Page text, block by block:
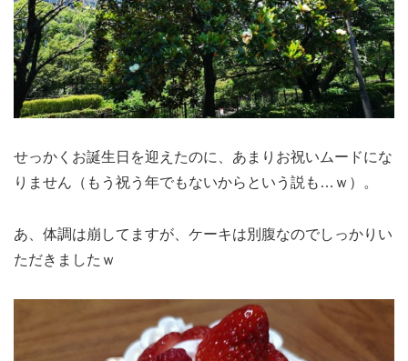
せっかくお誕生日を迎えたのに、あまりお祝いムードにな
りません（もう祝う年でもないからという説も…ｗ）。
あ、体調は崩してますが、ケーキは別腹なのでしっかりい
ただきましたｗ